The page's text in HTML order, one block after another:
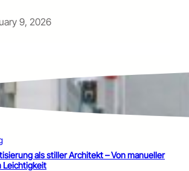
9, 2026
als stiller Architekt – Von manueller
Leichtigkeit